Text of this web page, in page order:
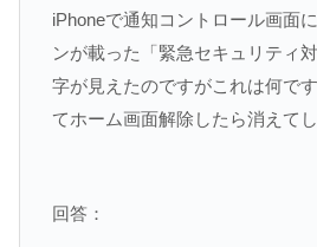
iPhoneで通知コントロール画面
ンが載った「緊急セキュリティ
字が見えたのですがこれは何で
てホーム画面解除したら消えてし
回答：